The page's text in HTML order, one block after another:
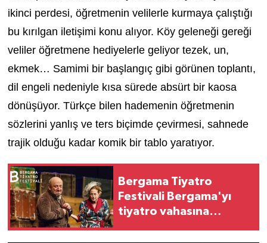
ikinci perdesi, öğretmenin velilerle kurmaya çalıştığı
bu kırılgan iletişimi konu alıyor. Köy geleneği gereği
veliler öğretmene hediyelerle geliyor tezek, un,
ekmek… Samimi bir başlangıç gibi görünen toplantı,
dil engeli nedeniyle kısa sürede absürt bir kaosa
dönüşüyor. Türkçe bilen hademenin öğretmenin
sözlerini yanlış ve ters biçimde çevirmesi, sahnede
trajik olduğu kadar komik bir tablo yaratıyor.
Bergama Tiyatro
Festivali Bergama'yı
tiyatro vahasına